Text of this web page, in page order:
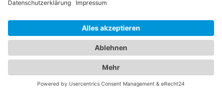
Amerikanisches Restaurant
Nar grill gourmet dresden
Restaurant f i n e s s e
Restaurant Genuss-Atelier
Grillhütte Mälzerei